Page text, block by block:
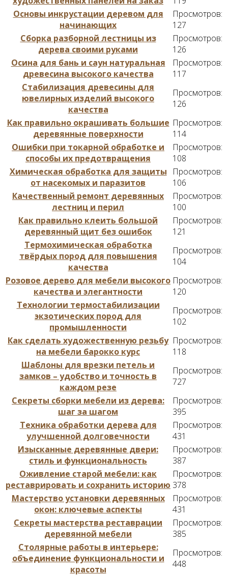
Основы инкрустации деревом для
начинающих
Просмотров:
127
Сборка разборной лестницы из
дерева своими руками
Просмотров:
126
Осина для бань и саун натуральная
древесина высокого качества
Просмотров:
117
Стабилизация древесины для
ювелирных изделий высокого
качества
Просмотров:
126
Как правильно окрашивать большие
деревянные поверхности
Просмотров:
114
Ошибки при токарной обработке и
способы их предотвращения
Просмотров:
108
Химическая обработка для защиты
от насекомых и паразитов
Просмотров:
106
Качественный ремонт деревянных
лестниц и перил
Просмотров:
100
Как правильно клеить большой
деревянный щит без ошибок
Просмотров:
121
Термохимическая обработка
твёрдых пород для повышения
качества
Просмотров:
104
Розовое дерево для мебели высокого
качества и элегантности
Просмотров:
120
Технологии термостабилизации
экзотических пород для
промышленности
Просмотров:
102
Как сделать художественную резьбу
на мебели барокко курс
Просмотров:
118
Шаблоны для врезки петель и
замков – удобство и точность в
каждом резе
Просмотров:
727
Секреты сборки мебели из дерева:
шаг за шагом
Просмотров:
395
Техника обработки дерева для
улучшенной долговечности
Просмотров:
431
Изысканные деревянные двери:
стиль и функциональность
Просмотров:
387
Оживление старой мебели: как
реставрировать и сохранить историю
Просмотров:
378
Мастерство установки деревянных
окон: ключевые аспекты
Просмотров:
431
Секреты мастерства реставрации
деревянной мебели
Просмотров:
385
Столярные работы в интерьере:
объединение функциональности и
красоты
Просмотров:
448